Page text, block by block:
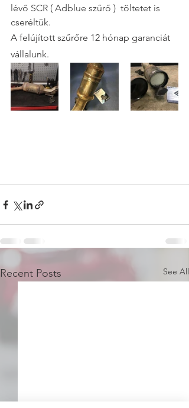
lévő SCR ( Adblue szűrő )  töltetet is
cseréltük.
A felújított szűrőre 12 hónap garanciát
vállalunk.
Recent Posts See All